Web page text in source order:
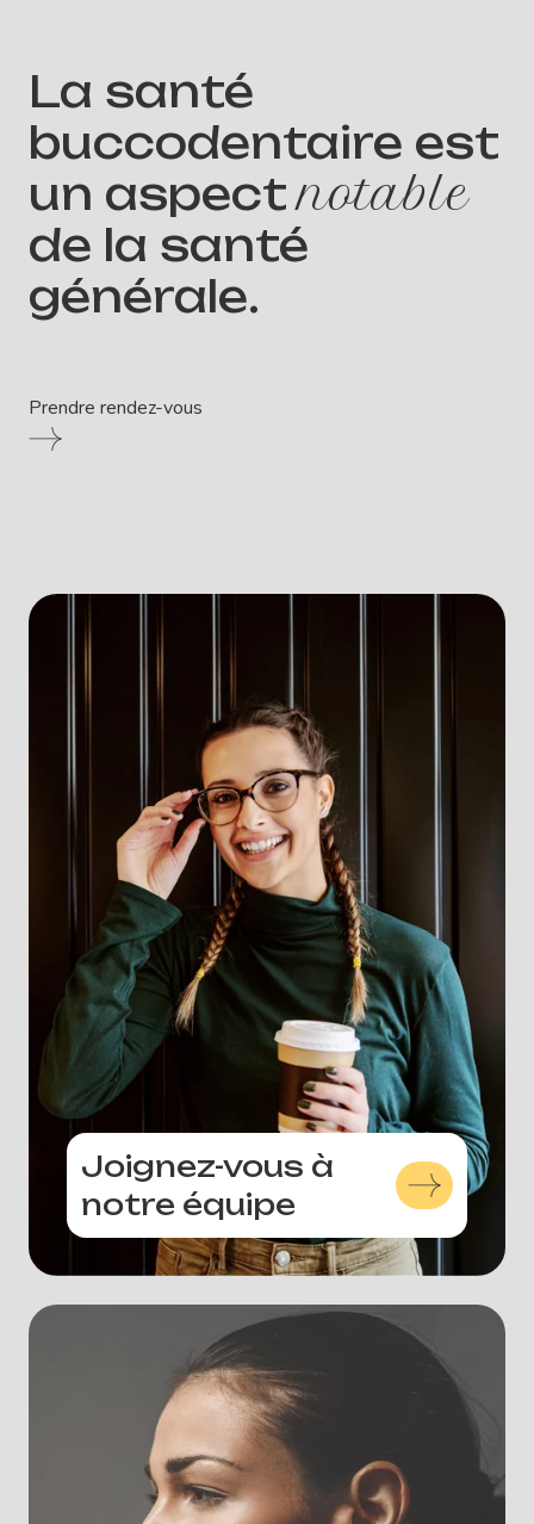
La santé
buccodentaire est
un aspectcapital
de la santé
générale.
Prendre rendez-vous
Joignez-vous à
notre équipe